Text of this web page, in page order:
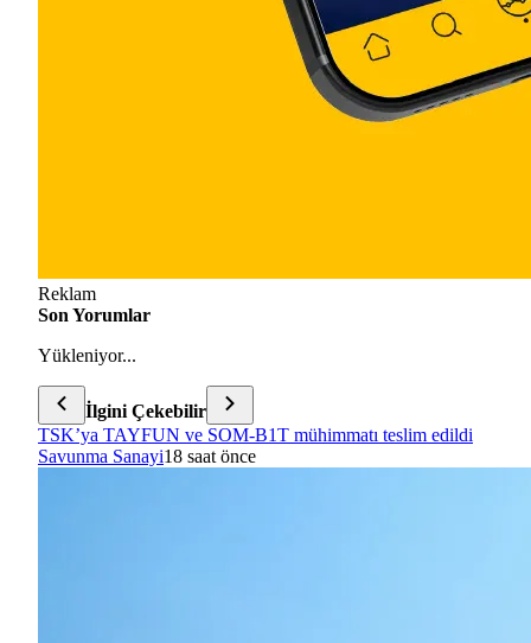
Reklam
Son Yorumlar
Yükleniyor...
İlgini Çekebilir
TSK’ya TAYFUN ve SOM-B1T mühimmatı teslim edildi
Savunma Sanayi18 saat önce